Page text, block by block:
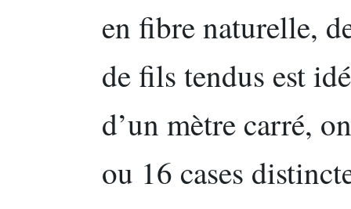
en fibre naturelle,
de fils tendus est
d’un mètre carré,
ou 16 cases